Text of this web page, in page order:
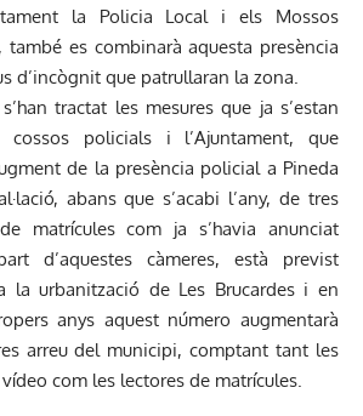
la Policia Local i els Mossos
també es combinarà aquesta presència
d’incògnit que patrullaran la zona.
tractat les mesures que ja s’estan
policials i l’Ajuntament, que
de la presència policial a Pineda
abans que s’acabi l’any, de tres
matrícules com ja s’havia anunciat
d’aquestes càmeres, està previst
la urbanització de Les Brucardes i en
anys aquest número augmentarà
arreu del municipi, comptant tant les
com les lectores de matrícules.